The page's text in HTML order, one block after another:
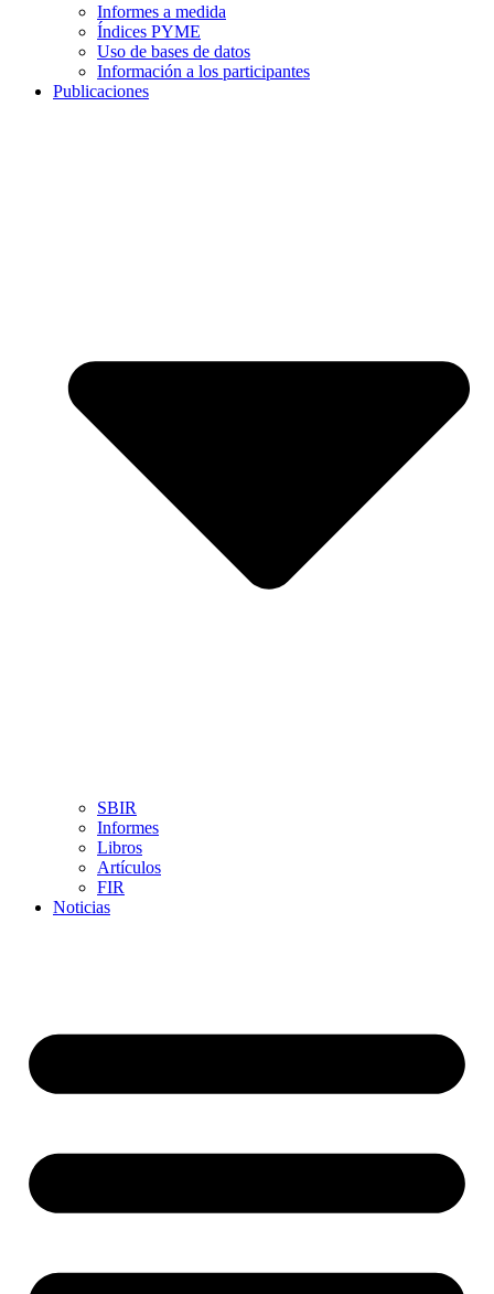
Informes a medida
Índices PYME
Uso de bases de datos
Información a los participantes
Publicaciones
SBIR
Informes
Libros
Artículos
FIR
Noticias